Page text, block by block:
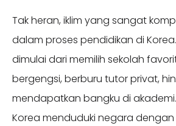
Tak heran, iklim yang sangat
dalam proses pendidikan di
dimulai dari memilih sekolah
bergengsi, berburu tutor privat,
mendapatkan bangku di
Korea menduduki negara